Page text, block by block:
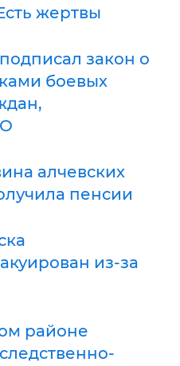
жертвы
закон о
боевых
алчевских
пенсии
из-за
районе